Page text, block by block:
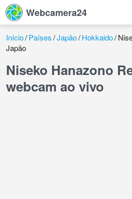
Webcamera24
Início Países Japão Hokkaido
Japão
Niseko Hanazono
webcam ao vivo